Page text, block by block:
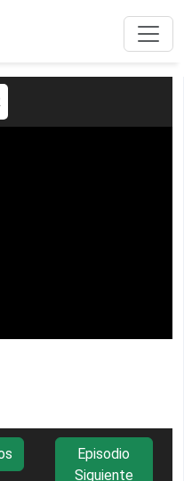
Episodio
Siguiente